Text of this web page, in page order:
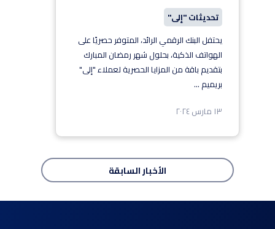
تحديثات "إلى"
يحتفل البنك الرقمي الرائد، المتوفر حصريًا على
الهواتف الذكية، بحلول شهر رمضان المبارك
بتقديم باقة من المزايا الحصرية لعملاء "إلى"
بريميم ...
١٣ مارس ٢٠٢٤
الأخبارالسابقة